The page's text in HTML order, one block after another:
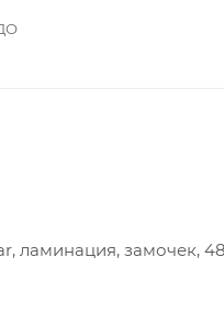
ламинация, замочек,